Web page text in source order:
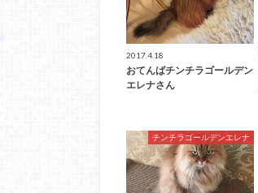
2017.4.18
おてんばチンチラゴールデン
エレナさん
チンチラゴールデンエレナ